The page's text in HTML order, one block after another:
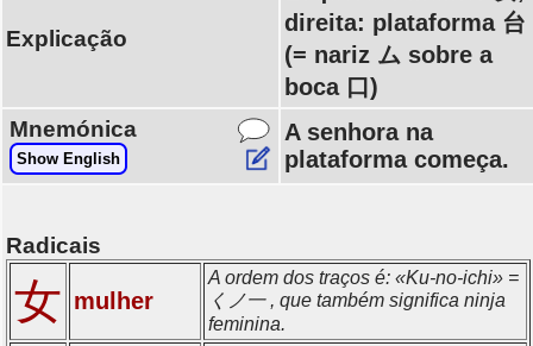
Explicação
direita: plataforma 台
(= nariz ム sobre a
boca 口)
Mnemónica
Show English
A senhora na
plataforma começa.
Radicais
女 mulher
A ordem dos traços é: «Ku-no-ichi» =
くノ一 , que também significa ninja
feminina.